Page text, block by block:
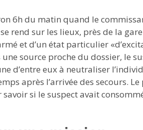
6h du matin quand le
rend sur les lieux, près de la gare
et d’un état particulier
source proche du dossier, le
d’entre eux à neutraliser
après l’arrivée des secours.
si le suspect avait